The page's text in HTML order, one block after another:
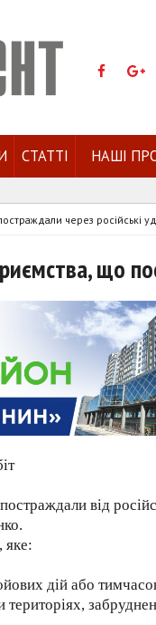
СТАТТІ НАШІ
через російські
що
від
яке:
дій або